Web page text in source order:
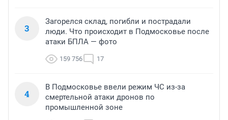
3
Загорелся склад, погибли и пострадали
люди. Что происходит в Подмосковье после
атаки БПЛА — фото
159 756 17
4
В Подмосковье ввели режим ЧС из-за
смертельной атаки дронов по
промышленной зоне